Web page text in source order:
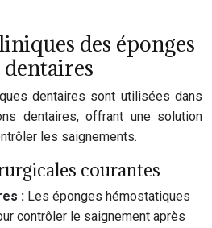
des éponges
dentaires sont utilisées dans
dentaires, offrant une solution
les saignements.
courantes
: Les éponges hémostatiques
contrôler le saignement après